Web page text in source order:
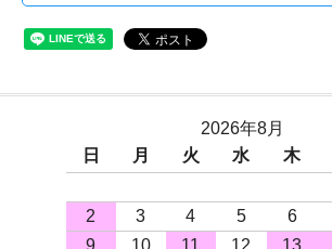
2026年8月
日
月 火 水 木
2
3 4 5 6
9
10 11 12 13